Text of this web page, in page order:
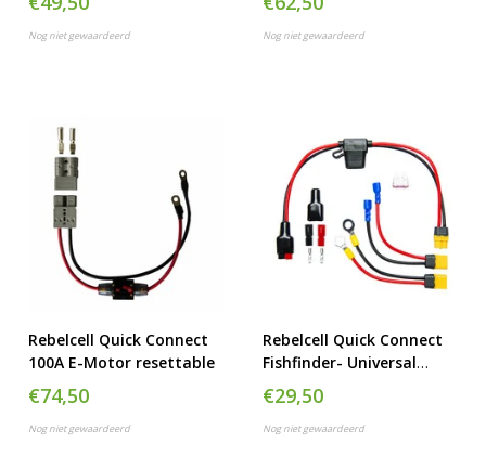
Nog niet gewaardeerd Nog niet gewaardeerd
Rebelcell Quick Connect
100A E-Motor resettable
€74,50
Nog niet gewaardeerd
Rebelcell Quick Connect
Fishfinder- Universal
kabel
€29,50
Nog niet gewaardeerd